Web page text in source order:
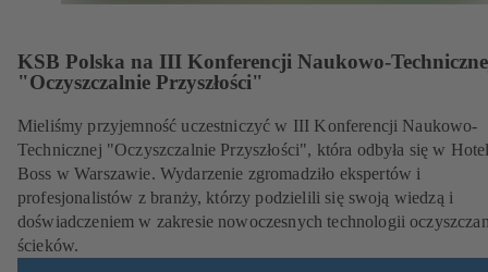
KSB Polska na III Konferencji Naukowo-
"Oczyszczalnie Przyszłości"
Mieliśmy przyjemność uczestniczyć w III Konferencji Naukowo-
Technicznej "Oczyszczalnie Przyszłości", która odbyła się w
Boss w Warszawie. Wydarzenie zgromadziło ekspertów i
profesjonalistów z branży, którzy podzielili się swoją wiedzą i
doświadczeniem w zakresie nowoczesnych technologii
ścieków.